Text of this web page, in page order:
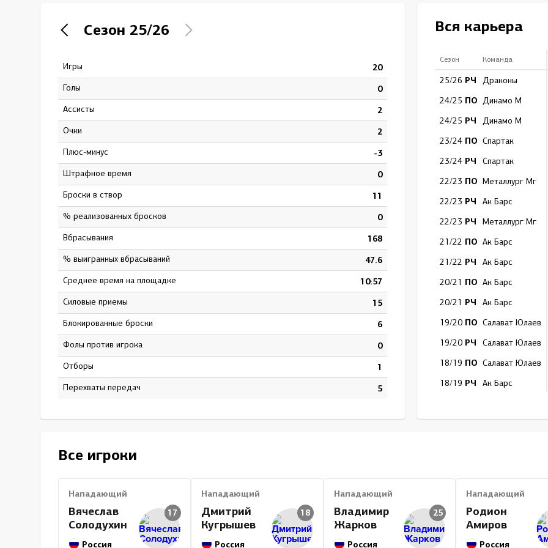
Северсталь
Сезон 25/26
Игры 20
Голы 0
Ассисты 2
Очки 2
Плюс-минус -3
штрафное время 0
Броски в створ 11
% реализованных бросков 0
Вбрасывания 168
% выигранных вбрасываний 47.6
Среднее время на площадке 10:57
Силовые приемы 15
Блокированные броски 6
Фолы против игрока 0
Отборы 1
Перехваты передач 5
Вся карьера
Сезон Команда
25/26 РЧ Драконы
24/25 ПО Динамо М
24/25 РЧ Динамо М
23/24 ПО Спартак
23/24 РЧ Спартак
22/23 ПО Металлург Мг
22/23 РЧ Ак Барс
22/23 РЧ Металлург Мг
21/22 ПО Ак Барс
21/22 РЧ Ак Барс
20/21 ПО Ак Барс
20/21 РЧ Ак Барс
19/20 ПО Салават Юлаев
19/20 РЧ Салават Юлаев
18/19 ПО Салават Юлаев
18/19 РЧ Ак Барс
ПО
13/14
13/14 РЧ Ак Барс
08/09 РЧ Ак Барс
Все игроки
Нападающий
Вячеслав
Солодухин
Россия
17
Нападающий
Дмитрий
Кугрышев
Россия
18
Нападающий
Владимир
Жарков
Россия
25
Нападающий
Родион
Амиров
Россия